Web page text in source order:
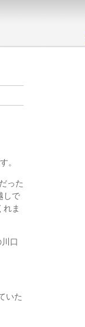
。
った
しで
れま
口
いた